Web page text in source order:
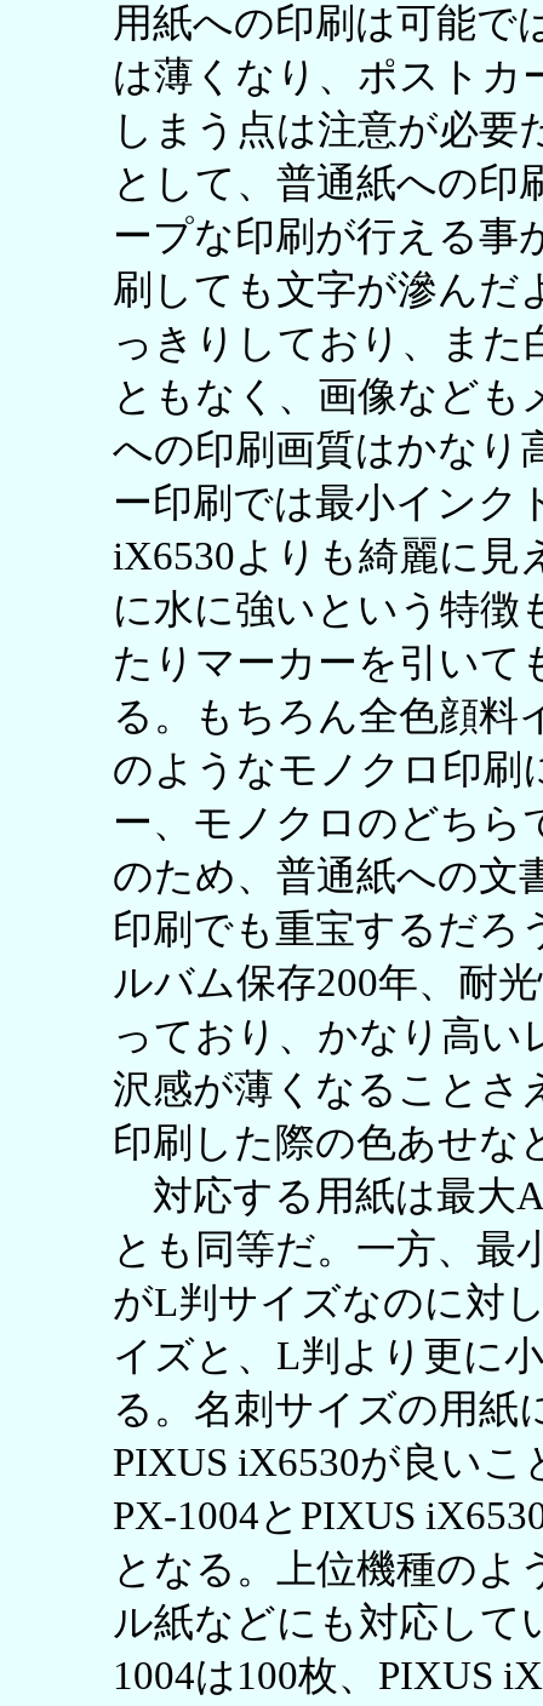
用紙への印刷は可能で
は薄くなり、ポストカ
しまう点は注意が必要
として、普通紙への印
ープな印刷が行える事
刷しても文字が滲んだ
っきりしており、また
ともなく、画像なども
への印刷画質はかなり
ー印刷では最小インク
iX6530よりも綺麗に見
に水に強いという特徴
たりマーカーを引いて
る。もちろん全色顔料
のようなモノクロ印刷
ー、モノクロのどちら
のため、普通紙への文
印刷でも重宝するだろ
ルバム保存200年、耐
っており、かなり高い
沢感が薄くなることさ
印刷した際の色あせな
対応する用紙は最大
とも同等だ。一方、最
がL判サイズなのに対
イズと、L判より更に
る。名刺サイズの用紙
PIXUS iX6530が良い
PX-1004とPIXUS
となる。上位機種のよ
ル紙などにも対応して
1004は100枚、PIXUS